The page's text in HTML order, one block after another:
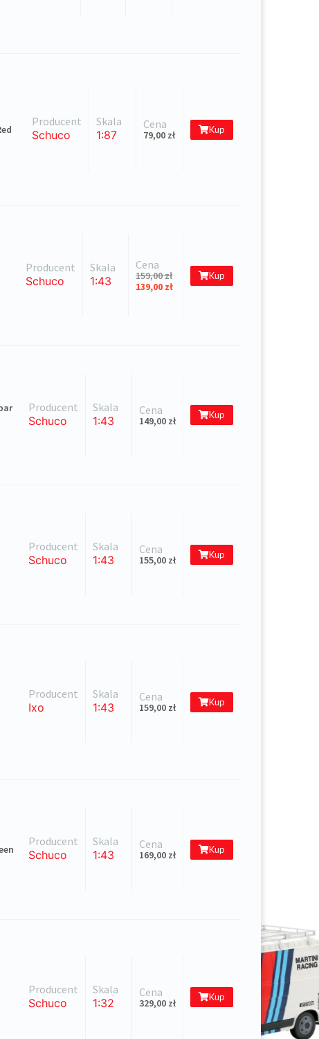
Producent
Schuco
Skala
1:87
Cena
79,00 zł Kup
Producent
Schuco
Skala
1:43
Cena
159,00zł
139,00 zł
Kup
Producent
Schuco
Skala
1:43
Cena
149,00 zł Kup
Producent
Schuco
Skala
1:43
Cena
155,00 zł Kup
Producent
Ixo
Skala
1:43
Cena
159,00 zł Kup
Producent
Schuco
Skala
1:43
Cena
169,00 zł Kup
Producent
Schuco
Skala
1:32
Cena
329,00 zł Kup